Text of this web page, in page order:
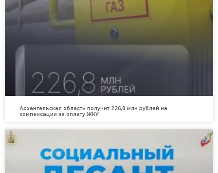
Архангельская область получит 226,8 млн рублей на
компенсации за оплату ЖКУ